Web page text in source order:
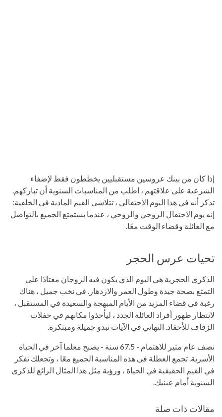
إذا كان من بينك عروسين مستقبليين يخططون فقط لإضفاء
الشرعية على علاقتهم ، اطلب من المناسبات السنوية أن تباركهم.
تذكر أنه في هذا اليوم الاحتفالي ، تتلاشى القيم المادية في الخلفية:
إنه يوم الاحتفال الروحي والروحي ، عندما يستمتع الجميع بالتواصل
مع العائلة وقضاء الوقت معًا.
تحيات عرس الحجر
الذكرى الحجرية هي اليوم الذي يكون فيه الزوجان معتادًا على
التمتع بصحة جيدة وطول العمر والازدهار. في نخب جميل ، هناك
رغبة في قضاء المزيد من الأيام المبهجة والسعيدة في المستقبل ،
لانتظار ظهور أفراد العائلة الجدد ، ليأخذوا مكانهم في حفلات
الزفاف للأحفاد. التهاني في الآيات تبدو جميلة ومبتكرة.
نصف عام مثير للاهتمام - 67.5 سنة - يصبح معلما آخر في الحياة
الأسرية. تجمع العطلة في هذه المناسبة الجميع معًا ، وتجعلك تفكر
في القيم الحقيقية في الحياة ، ورؤية مثل هذا المثال الرائع للذكرى
السنوية أمام عينيك.
مقالات ذات صلة